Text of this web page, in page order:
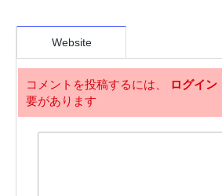
Website
コメントを投稿するには、 ログイン
要があります